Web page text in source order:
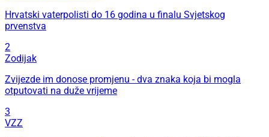
Hrvatski vaterpolisti do 16 godina u finalu Svjetskog
prvenstva
2
Zodijak
Zvijezde im donose promjenu - dva znaka koja bi mogla
otputovati na duže vrijeme
3
VZZ